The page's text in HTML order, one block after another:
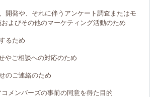
開発や、それに伴うアンケート調査またはモ
よびその他のマーケティング活動のため
るため
やご相談への対応のため
のご連絡のため
メンバーズの事前の同意を得た目的